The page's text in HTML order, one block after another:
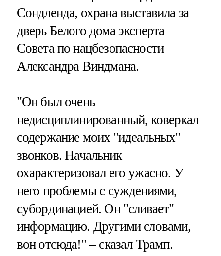
Сондленда, охрана выставила за
дверь Белого дома эксперта
Совета по нацбезопасности
Александра Виндмана.
"Он был очень
недисциплинированный, коверкал
содержание моих "идеальных"
звонков. Начальник
охарактеризовал его ужасно. У
него проблемы с суждениями,
субординацией. Он "сливает"
информацию. Другими словами,
вон отсюда!" – сказал Трамп.